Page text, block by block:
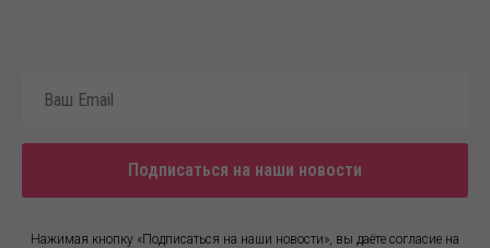
Подписаться на наши новости
Нажимая кнопку «Подписаться на наши новости», вы даёте согласие на